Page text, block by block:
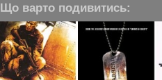
Що варто подивитись: